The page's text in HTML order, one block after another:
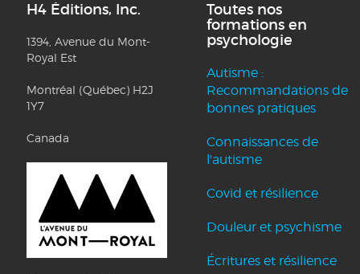
H4 Éditions, Inc.
1394, Avenue du Mont-
Royal Est
Montréal (Québec) H2J
1Y7
Canada
Toutes nos
formations en
psychologie
Autisme :
Recommandations de
bonnes pratiques
Connaissances de
l'autisme
Covid et résilience
Douleur et psychisme
Écritures et résilience